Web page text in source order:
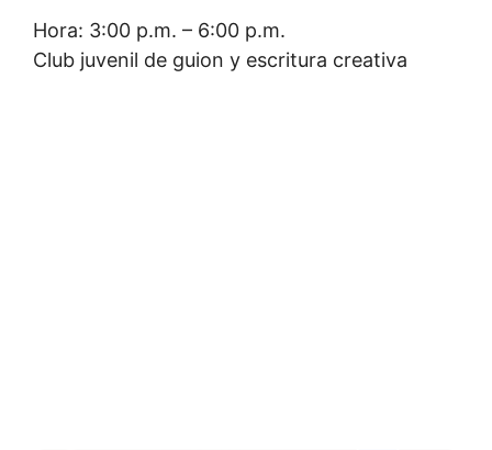
Hora: 3:00 p.m. – 6:00 p.m.
Club juvenil de guion y escritura creativa